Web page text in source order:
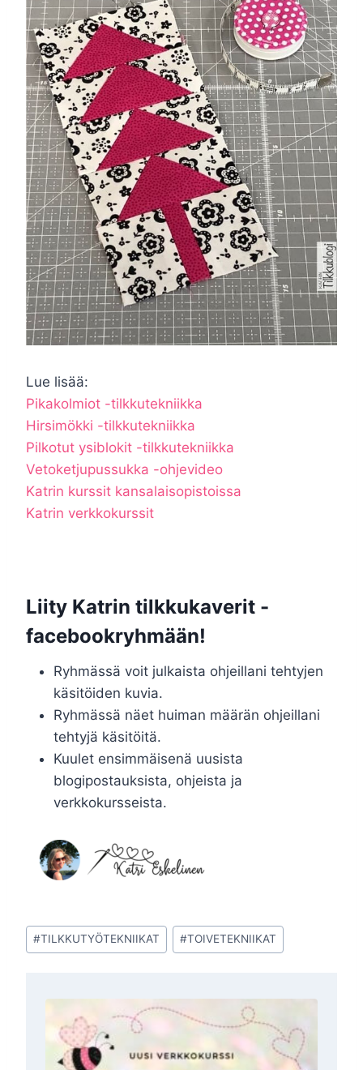
Lue lisää:
Pikakolmiot -tilkkutekniikka
Hirsimökki -tilkkutekniikka
Pilkotut ysiblokit -tilkkutekniikka
Vetoketjupussukka -ohjevideo
Katrin kurssit kansalaisopistoissa
Katrin verkkokurssit
Liity Katrin tilkkukaverit -
facebookryhmään!
Ryhmässä voit julkaista ohjeillani tehtyjen
käsitöiden kuvia.
Ryhmässä näet huiman määrän ohjeillani
tehtyjä käsitöitä.
Kuulet ensimmäisenä uusista
blogipostauksista, ohjeista ja
verkkokursseista.
Avainsanat:
#TILKKUTYÖTEKNIIKAT #TOIVETEKNIIKAT